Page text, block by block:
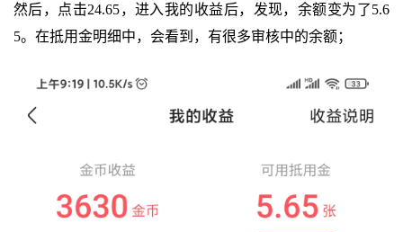
然后，点击24.65，进入我的收益后，发现，余额变为了5.6
5。在抵用金明细中，会看到，有很多审核中的余额；